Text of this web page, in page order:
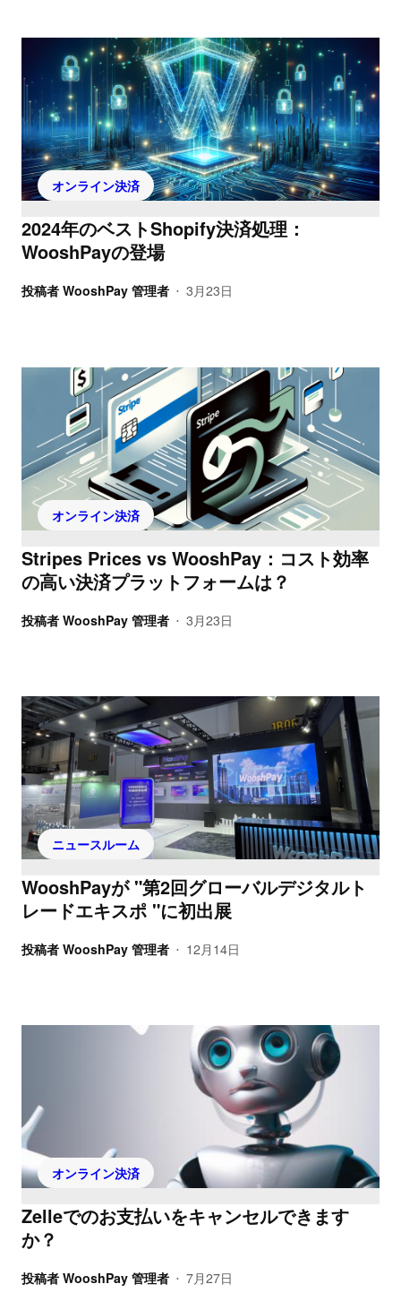
オンライン決済
2024年のベストShopify決済処理：
WooshPayの登場
投稿者 WooshPay 管理者 • 3月23日
オンライン決済
Stripes Prices vs WooshPay：コスト効率
の高い決済プラットフォームは？
投稿者 WooshPay 管理者 • 3月23日
ニュースルーム
WooshPayが "第2回グローバルデジタルト
レードエキスポ "に初出展
投稿者 WooshPay 管理者 • 12月14日
オンライン決済
Zelleでのお支払いをキャンセルできます
か？
投稿者 WooshPay 管理者 • 7月27日